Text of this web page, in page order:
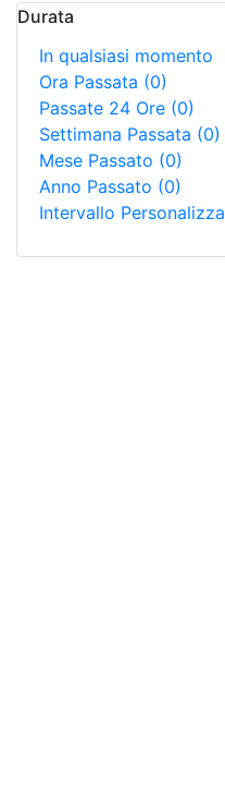
Durata
In qualsiasi momento
Ora Passata (0)
Passate 24 Ore (0)
Settimana Passata (0)
Mese Passato (0)
Anno Passato (0)
Intervallo